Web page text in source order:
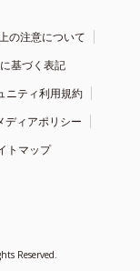
の注意について
基づく表記
ニティ利用規約
ディアポリシー
トマップ
Reserved.